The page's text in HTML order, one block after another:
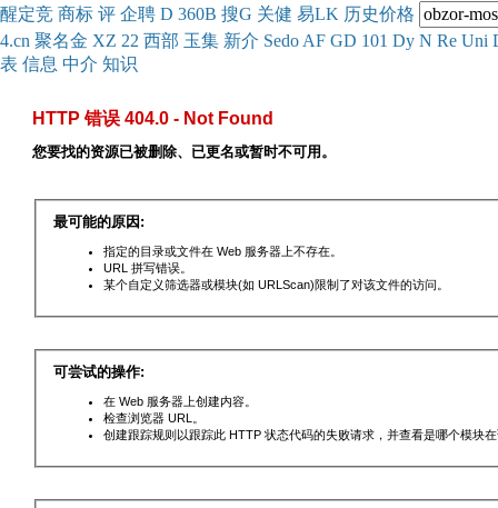
醒定竞 商标 评 企聘 D 360B 搜G 关健 易LK 历史价格
4.cn 聚名金 XZ 22 西部 玉集 新介 Sedo AF GD 101 Dy N Re Uni
表 信息 中介 知识